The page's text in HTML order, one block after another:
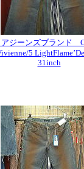
アジーンズブランド
5
31inch